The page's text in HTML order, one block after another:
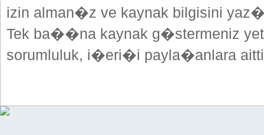
izin alman�z ve kaynak bilgisini
Tek ba��na kaynak g�stermeniz
sorumluluk, i�eri�i payla�anlara